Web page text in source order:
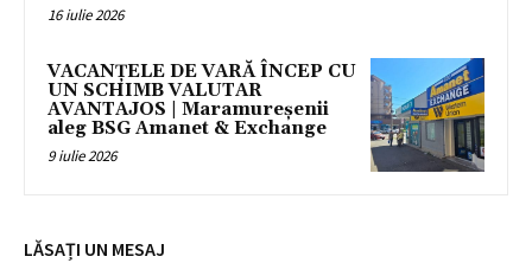
16 iulie 2026
VACANȚELE DE VARĂ ÎNCEP CU
UN SCHIMB VALUTAR
AVANTAJOS | Maramureșenii
aleg BSG Amanet & Exchange
9 iulie 2026
LĂSAȚI UN MESAJ